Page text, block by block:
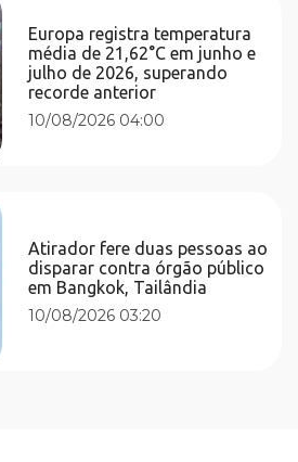
Europa registra temperatura
média de 21,62°C em junho e
julho de 2026, superando
recorde anterior
10/08/2026 04:00
Atirador fere duas pessoas ao
disparar contra órgão público
em Bangkok, Tailândia
10/08/2026 03:20